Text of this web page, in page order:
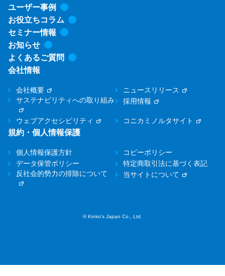
ユーザー事例
お役立ちコラム
セミナー情報
お知らせ
よくあるご質問
会社情報
会社概要
ニュースリリース
サステナビリティへの取り組み
採用情報
ウェブアクセシビリティ コニカミノルタサイト
規約・個人情報保護
個人情報保護方針
コピーポリシー
データ保管ポリシー
特定商取引法に基づく表記
反社会的勢力の排除について
当サイトについて
© Kinko's Japan Co., Ltd.